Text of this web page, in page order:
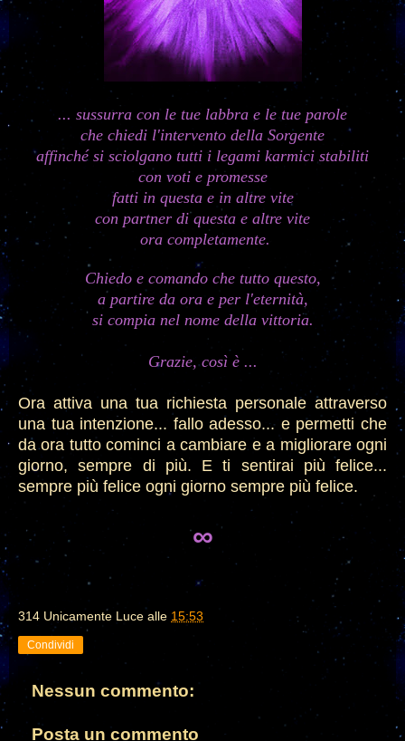
... sussurra con le tue labbra e le tue parole
che chiedi l'intervento della Sorgente
affinché si sciolgano tutti i legami karmici stabiliti
con voti e promesse
fatti in questa e in altre vite
con partner di questa e altre vite
ora completamente.
Chiedo e comando che tutto questo,
a partire da ora e per l'eternità,
si compia nel nome della vittoria.
Grazie, così è ...
Ora attiva una tua richiesta personale attraverso
una tua intenzione... fallo adesso... e permetti che
da ora tutto cominci a cambiare e a migliorare ogni
giorno, sempre di più. E ti sentirai più felice...
sempre più felice ogni giorno sempre più felice.
∞
314 Unicamente Luce alle 15:53
Condividi
Nessun commento:
Posta un commento